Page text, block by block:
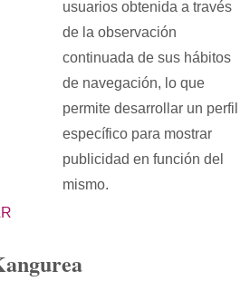
usuarios obtenida a través
de la observación
continuada de sus hábitos
de navegación, lo que
permite desarrollar un perfil
específico para mostrar
publicidad en función del
mismo.